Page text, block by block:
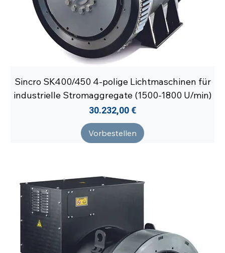
Sincro SK400/450 4-polige Lichtmaschinen für
industrielle Stromaggregate (1500-1800 U/min)
Preis
30.232,00 €
Vorbestellen